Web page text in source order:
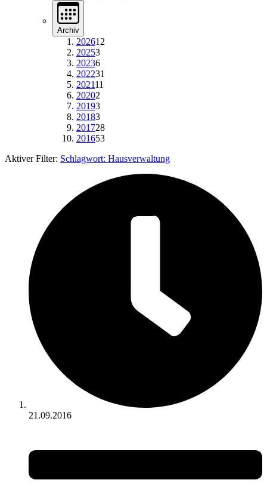
Archiv
202612
20253
20236
202231
202111
20202
20193
20183
201728
201653
Aktiver Filter: Schlagwort: Hausverwaltung
21.09.2016